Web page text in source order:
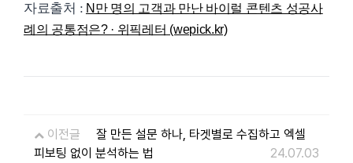
자료출처 : N만 명의 고객과 만난 바이럴 콘텐츠 성공사
례의 공통점은? · 위픽레터 (wepick.kr)
이전글
잘 만든 설문 하나, 타겟별로 수집하고 엑셀
피보팅 없이 분석하는 법
24.07.03